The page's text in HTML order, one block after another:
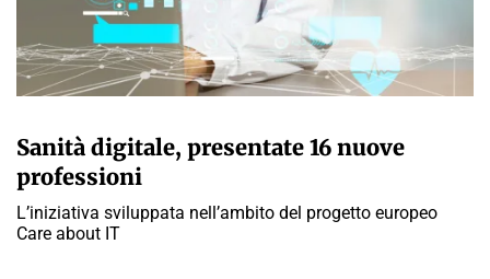
Sanità digitale, presentate 16 nuove
professioni
L’iniziativa sviluppata nell’ambito del progetto europeo
Care about IT